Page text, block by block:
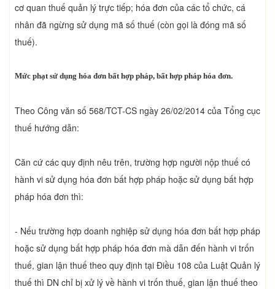
cơ quan thuế quản lý trực tiếp; hóa đơn của các tổ chức, cá
nhân đã ngừng sử dụng mã số thuế (còn gọi là đóng mã số
thuế).
Mức phạt sử dụng hóa đơn bất hợp pháp, bất hợp pháp hóa đơn.
Theo Công văn số 568/TCT-CS ngày 26/02/2014 của Tổng cục
thuế hướng dẫn:
Căn cứ các quy định nêu trên, trường hợp người nộp thuế có
hành vi sử dụng hóa đơn bất hợp pháp hoặc sử dụng bất hợp
pháp hóa đơn thì:
- Nếu trường hợp doanh nghiệp sử dụng hóa đơn bất hợp pháp
hoặc sử dụng bất hợp pháp hóa đơn mà dẫn đến hành vi trốn
thuế, gian lận thuế theo quy định tại Điều 108 của Luật Quản lý
thuế thì DN chỉ bị xử lý về hành vi trốn thuế, gian lận thuế theo